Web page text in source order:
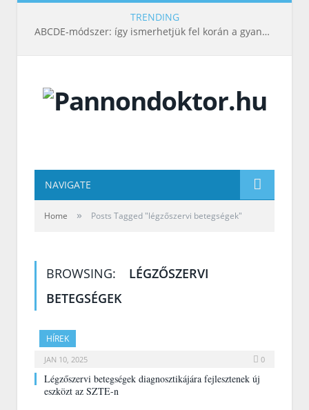
TRENDING
ABCDE‑módszer: így ismerhetjük fel korán a gyanús bőrelváltozásokat
NAVIGATE
Home » Posts Tagged "légzőszervi betegségek"
BROWSING:
LÉGZŐSZERVI
BETEGSÉGEK
HÍREK
JAN 10, 2025 0
Légzőszervi betegségek diagnosztikájára fejlesztenek új
eszközt az SZTE-n